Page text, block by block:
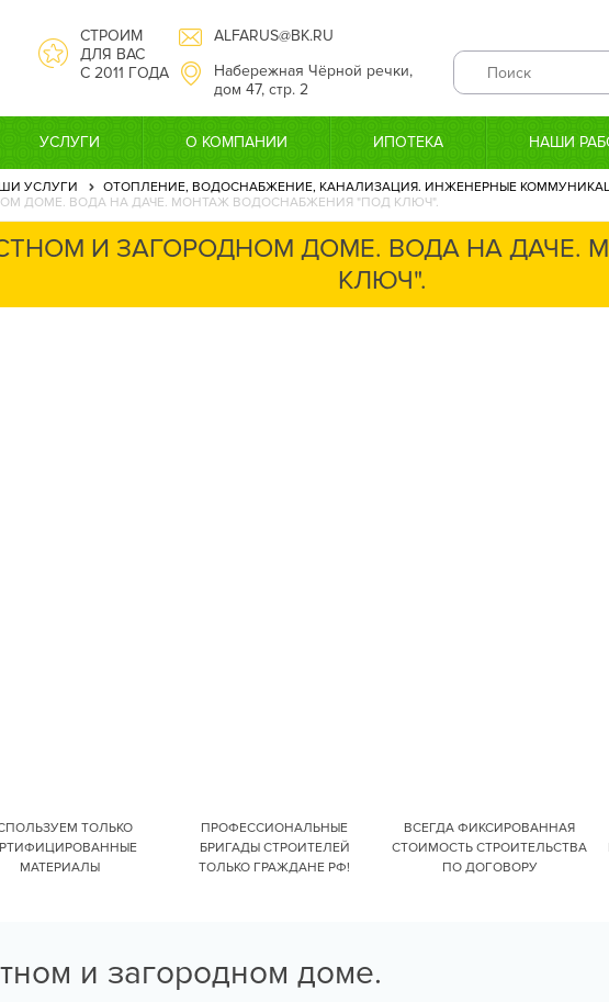
СТРОИМ
ДЛЯ ВАС
С 2011 ГОДА
ALFARUS@BK.RU
Набережная Чёрной речки,
дом 47, стр. 2
УСЛУГИ О КОМПАНИИ ИПОТЕКА НАШИ
УСЛУГИ
ОТОПЛЕНИЕ, ВОДОСНАБЖЕНИЕ, КАНАЛИЗАЦИЯ. ИНЖЕНЕРНЫЕ
ДОМЕ. ВОДА НА ДАЧЕ. МОНТАЖ ВОДОСНАБЖЕНИЯ "ПОД КЛЮЧ".
И ЗАГОРОДНОМ ДОМЕ. ВОДА НА ДАЧЕ.
КЛЮЧ".
ТОЛЬКО
МАТЕРИАЛЫ
ПРОФЕССИОНАЛЬНЫЕ
БРИГАДЫ СТРОИТЕЛЕЙ
ТОЛЬКО ГРАЖДАНЕ РФ!
ВСЕГДА ФИКСИРОВАННАЯ
СТОИМОСТЬ СТРОИТЕЛЬСТВА
ПО ДОГОВОРУ
и загородном доме.